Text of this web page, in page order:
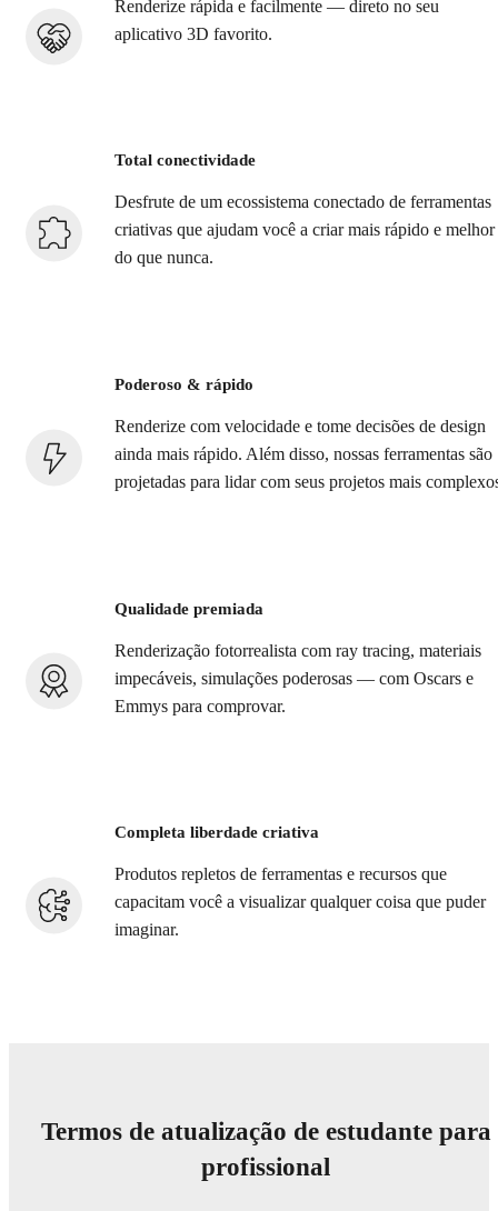
Renderize rápida e facilmente — direto no seu
aplicativo 3D favorito.
Total conectividade
Desfrute de um ecossistema conectado de ferramentas
criativas que ajudam você a criar mais rápido e melhor
do que nunca.
Poderoso & rápido
Renderize com velocidade e tome decisões de design
ainda mais rápido. Além disso, nossas ferramentas são
projetadas para lidar com seus projetos mais
Qualidade premiada
Renderização fotorrealista com ray tracing, materiais
impecáveis, simulações poderosas — com Oscars e
Emmys para comprovar.
Completa liberdade criativa
Produtos repletos de ferramentas e recursos que
capacitam você a visualizar qualquer coisa que puder
imaginar.
Termos de atualização de estudante para
profissional